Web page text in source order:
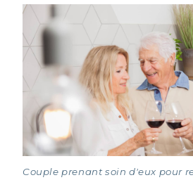
Couple prenant soin d'eux pour